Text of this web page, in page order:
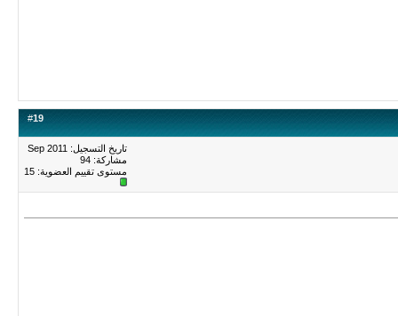
#19
تاريخ التسجيل: Sep 2011
مشاركة: 94
مستوى تقييم العضوية: 15